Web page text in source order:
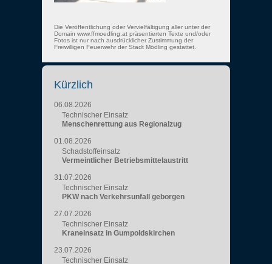
Die Veröffentlichung oder Vervielfältigung aller unter der
Domain www.ffmoedling.at präsentierten Texte und/oder
Fotos ist nur nach ausdrücklicher Zustimmung der
Freiwilligen Feuerwehr der Stadt Mödling gestattet.
Kürzlich
06.08.2026
Technischer Einsatz
Menschenrettung aus Regionalzug
01.08.2026
Schadstoffeinsatz
Vermeintlicher Betriebsmittelaustritt
31.07.2026
Technischer Einsatz
PKW nach Verkehrsunfall geborgen
27.07.2026
Technischer Einsatz
Kraneinsatz in Gumpoldskirchen
23.07.2026
Technischer Einsatz